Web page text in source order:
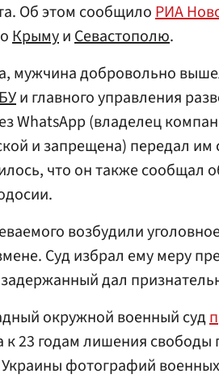
Об этом сообщилоРИА
КрымуиСевастополю.
мужчина добровольно
и главного управления
WhatsApp (владелец
и запрещена) передал им
что он также сообщал
возбудили
Суд избрал ему меру
дал
окружной военный суд
к 23 годам лишения
фотографий